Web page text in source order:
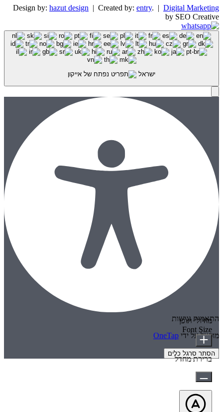
Design by: hazut design | Created by: entry. | Digital Marketing
by SEO Creative
ישראל
התאמות נגישות
מופעל על ידי OneTap
הסתר סרגל כלים
מודולי תוכן
Font Size
ברירת מחדל